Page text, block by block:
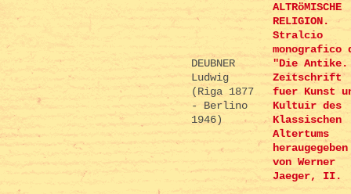
DEUBNER
Ludwig
(Riga 1877
- Berlino
1946)
ALTRöMISCHE
RELIGION.
Stralcio
monografico
"Die Antike.
Zeitschrift
fuer Kunst
Kultuir des
Klassischen
Altertums
heraugegeben
von Werner
Jaeger, II.